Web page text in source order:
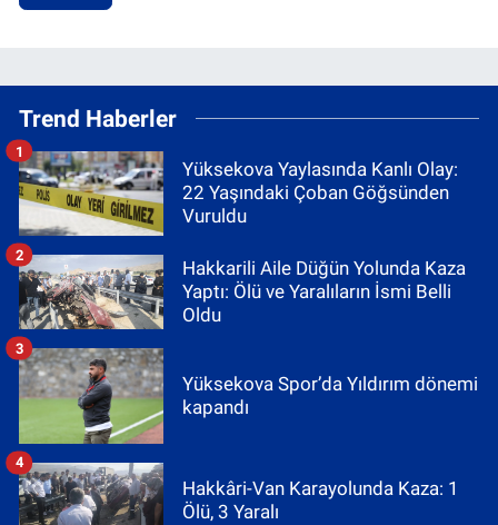
Trend Haberler
Yüksekova Yaylasında Kanlı Olay:
22 Yaşındaki Çoban Göğsünden
Vuruldu
1
Hakkarili Aile Düğün Yolunda Kaza
Yaptı: Ölü ve Yaralıların İsmi Belli
Oldu
2
Yüksekova Spor’da Yıldırım dönemi
kapandı
3
Hakkâri-Van Karayolunda Kaza: 1
Ölü, 3 Yaralı
4